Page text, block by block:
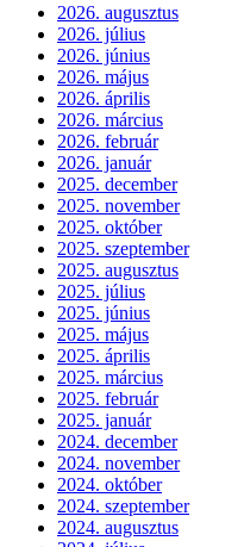
2026. augusztus
2026. július
2026. június
2026. május
2026. április
2026. március
2026. február
2026. január
2025. december
2025. november
2025. október
2025. szeptember
2025. augusztus
2025. július
2025. június
2025. május
2025. április
2025. március
2025. február
2025. január
2024. december
2024. november
2024. október
2024. szeptember
2024. augusztus